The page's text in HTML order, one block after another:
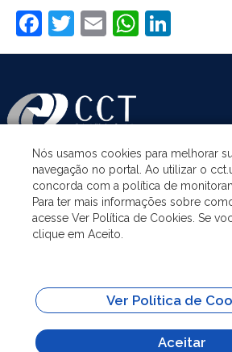
Facebook
Twitter
Email
ASSUNTOS
ACESSO À INFORMAÇÃO
SITES IMPORTANTES
Nós usamos cookies para melhorar
navegação no portal. Ao utilizar o
concorda com a política de
Para ter mais informações sobre
acesse Ver Política de Cookies. Se
clique em Aceito.
Ver Política de
Aceitar